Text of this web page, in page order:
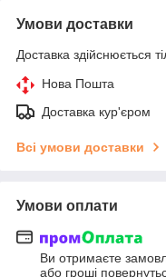
Умови доставки
Доставка здійснюється
Нова Пошта
Доставка кур'єром
Всі умови доставки
Умови оплати
Ви отримаєте
або гроші